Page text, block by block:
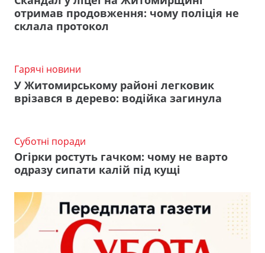
отримав продовження: чому поліція не
склала протокол
Гарячі новини
У Житомирському районі легковик
врізався в дерево: водійка загинула
Суботні поради
Огірки ростуть гачком: чому не варто
одразу сипати калій під кущі